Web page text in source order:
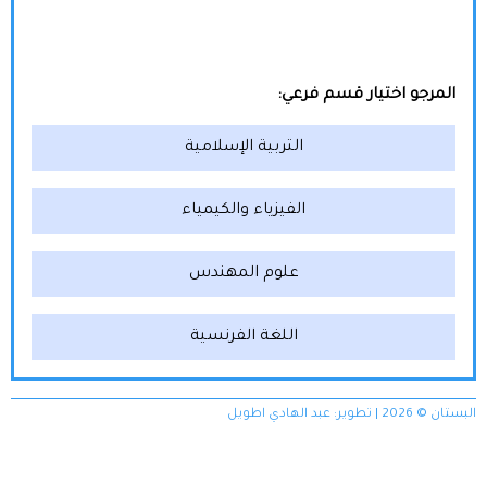
المرجو اختيار قسم فرعي:
التربية الإسلامية
الفيزياء والكيمياء
علوم المهندس
اللغة الفرنسية
البستان © 2026 | تطوير: عبد الهادي اطويل